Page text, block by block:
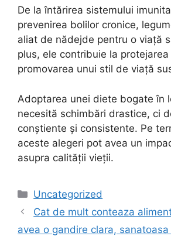
De la întărirea sistemului
prevenirea bolilor cronice,
aliat de nădejde pentru o viață
plus, ele contribuie la
promovarea unui stil de viață
Adoptarea unei diete bogate în
necesită schimbări drastice, ci
conștiente și consistente. Pe
aceste alegeri pot avea un
asupra calității vieții.
Categories
Uncategorized
Cat de mult conteaza
avea o gandire clara, sanatoasa